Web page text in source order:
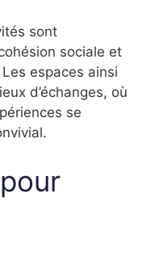
sont
sociale et
espaces ainsi
d’échanges, où
se